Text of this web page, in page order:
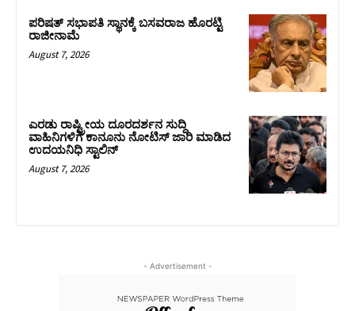
ಪರಿಷತ್‌ ಸಭಾಪತಿ ಸ್ಥಾನಕ್ಕೆ ಬಸವರಾಜ ಹೊರಟ್ಟಿ
ರಾಜೀನಾಮೆ
August 7, 2026
ಎರಡು ರಾಷ್ಟ್ರೀಯ ದೂರದರ್ಶನ ಸುದ್ದಿ
ವಾಹಿನಿಗಳಿಗೆ ಕಾನೂನು ನೋಟಿಸ್ ಜಾರಿ ಮಾಡಿದ
ಉದಯನಿಧಿ ಸ್ಟಾಲಿನ್
August 7, 2026
- Advertisement -